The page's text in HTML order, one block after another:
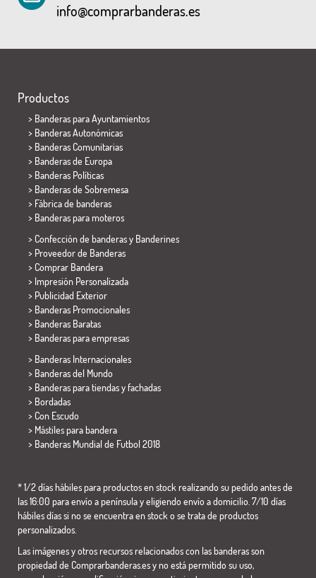
info@comprarbanderas.es
Productos
> Banderas para Ayuntamientos
> Banderas Autonómicas
> Banderas Comunitarias
> Banderas de Europa
> Banderas Políticas
> Banderas de Sobremesa
> Fábrica de banderas
> Banderas para moteros
> Confección de banderas y Banderines
> Proveedor de Banderas
> Comprar Bandera
> Impresión Personalizada
> Publicidad Exterior
> Banderas Promocionales
> Banderas Baratas
> Banderas para empresas
> Banderas Internacionales
> Banderas del Mundo
> Banderas para tiendas y fachadas
> Bordadas
> Con Escudo
> Mástiles para bandera
> Banderas Mundial de Futbol 2018
* 1/2 días hábiles para productos en stock realizando su pedido antes de
las 16:00 para envío a península y eligiendo envío a domicilio. 7/10 días
hábiles días si no se encuentra en stock o se trata de productos
personalizados.
Las imágenes y otros recursos relacionados con las banderas son
propiedad de Comprarbanderas.es y no está permitido su uso,